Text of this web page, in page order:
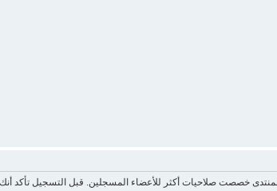
خصصت صلاحيات أكثر للأعضاء المسجلين. قبل التسجيل تأكد